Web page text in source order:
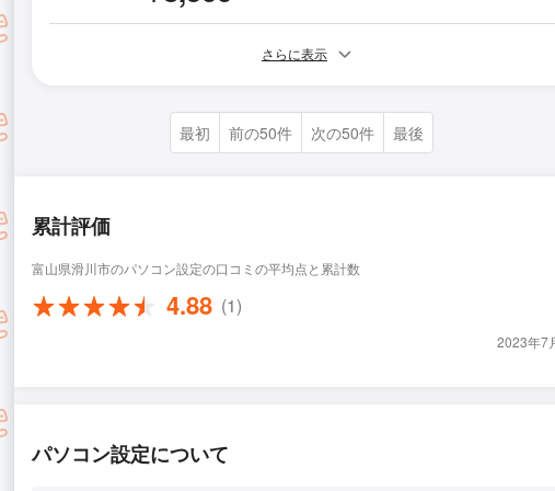
さらに表示
最初 前の50件 次の50件 最後
累計評価
富山県滑川市のパソコン設定の口コミの平均点と累計数
4.88 (1)
2023年7
パソコン設定について